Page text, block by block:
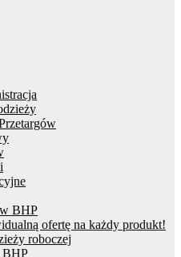
BHP
ofertę na każdy produkt!
roboczej
BHP